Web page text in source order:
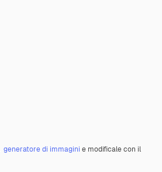
generatore di immagini e modificale con il